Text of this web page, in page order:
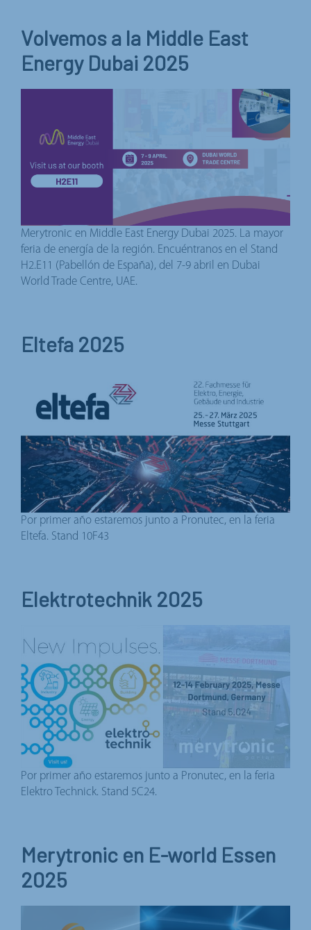
Volvemos a la Middle East
Energy Dubai 2025
Merytronic en Middle East Energy Dubai 2025. La mayor
feria de energía de la región. Encuéntranos en el Stand
H2.E11 (Pabellón de España), del 7-9 abril en Dubai
World Trade Centre, UAE.
Eltefa 2025
Por primer año estaremos junto a Pronutec, en la feria
Eltefa. Stand 10F43
Elektrotechnik 2025
Por primer año estaremos junto a Pronutec, en la feria
Elektro Technick. Stand 5C24.
Merytronic en E-world Essen
2025